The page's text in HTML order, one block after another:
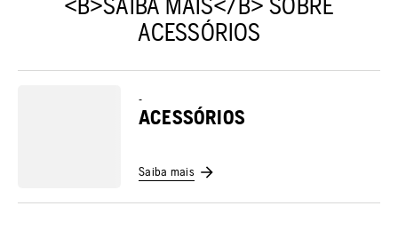
ACESSÓRIOS
-
ACESSÓRIOS
Saiba mais